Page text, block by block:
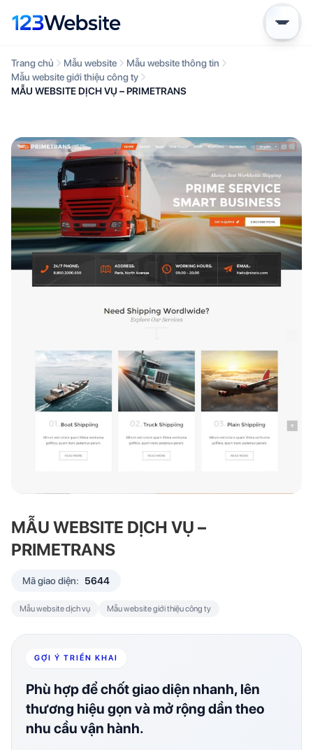
Trang chủ Mẫu website
Mẫu website thông tin
Mẫu website giới thiệu công ty
MẪU WEBSITE DỊCH VỤ – PRIMETRANS
MẪU WEBSITE DỊCH VỤ –
PRIMETRANS
Mã giao diện: 5644
Mẫu website dịch vụ Mẫu website giới thiệu công ty
GỢI Ý TRIỂN KHAI
Phù hợp để chốt giao diện nhanh, lên
thương hiệu gọn và mở rộng dần theo
nhu cầu vận hành.